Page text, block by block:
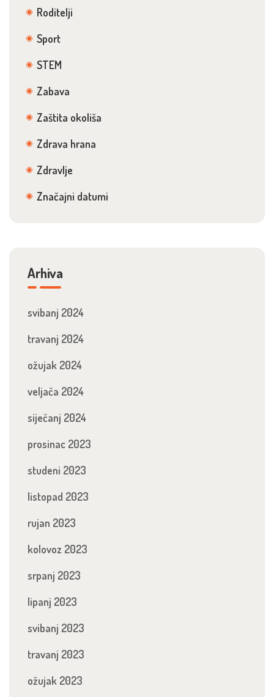
Roditelji
Sport
STEM
Zabava
Zaštita okoliša
Zdrava hrana
Zdravlje
Značajni datumi
Arhiva
svibanj 2024
travanj 2024
ožujak 2024
veljača 2024
siječanj 2024
prosinac 2023
studeni 2023
listopad 2023
rujan 2023
kolovoz 2023
srpanj 2023
lipanj 2023
svibanj 2023
travanj 2023
ožujak 2023